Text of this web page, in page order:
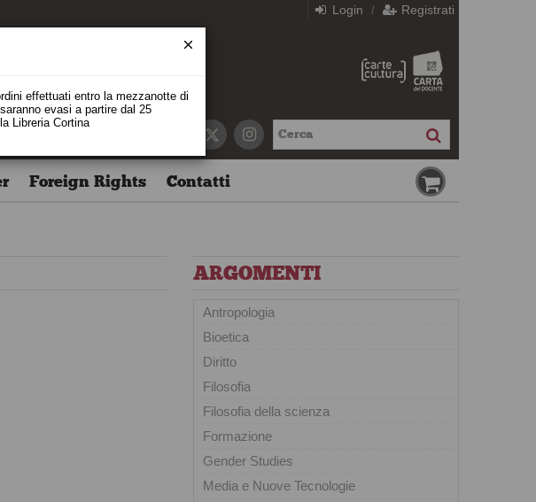
Login / Registrati
Foreign Rights Contatti
ARGOMENTI
Antropologia
Bioetica
Diritto
Filosofia
Filosofia della scienza
Formazione
Gender Studies
Media e Nuove Tecnologie
effettuati entro la mezzanotte di
evasi a partire dal 25
Libreria Cortina